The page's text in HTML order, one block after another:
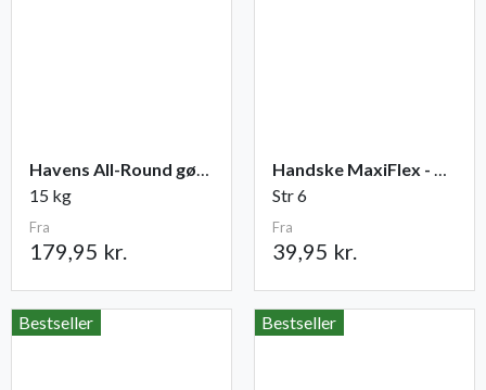
Havens All-Round gødning NPK 12-2-10
15 kg
Fra
179,95 kr.
Handske MaxiFlex - Ultimate
Str 6
Fra
39,95 kr.
Bestseller Bestseller